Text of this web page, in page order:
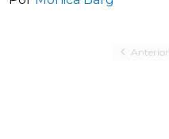
Anterior